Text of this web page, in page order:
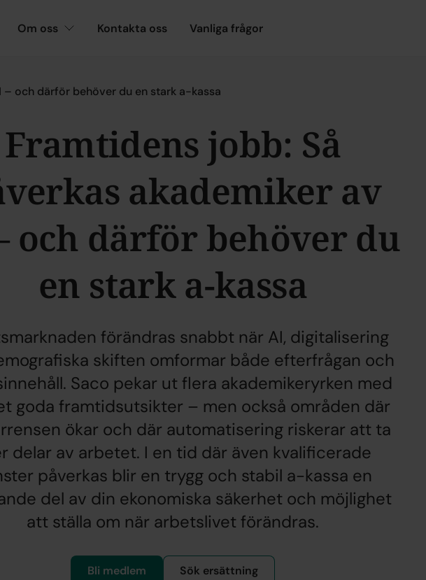
Om oss Kontakta oss Vanliga frågor
– och därför behöver du en stark a-kassa
Framtidens jobb: Så
akademiker av
och därför behöver du
en stark a-kassa
förändras snabbt när AI, digitalisering
skiften omformar både efterfrågan och
Saco pekar ut flera akademikeryrken med
goda framtidsutsikter – men också områden där
ökar och där automatisering riskerar att ta
delar av arbetet. I en tid där även kvalificerade
påverkas blir en trygg och stabil a-kassa en
del av din ekonomiska säkerhet och möjlighet
att ställa om när arbetslivet förändras.
Bli medlem Sök ersättning